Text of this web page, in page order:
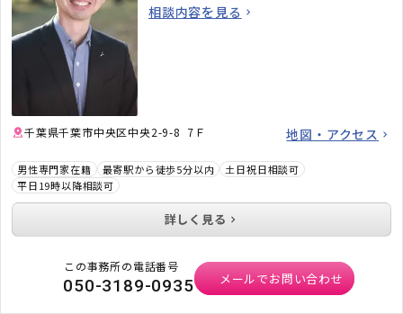
相談内容を見る
千葉県千葉市中央区中央2-9-8 7Ｆ 地図・アクセス
男性専門家在籍 最寄駅から徒歩5分以内
土日祝日相談可
平日19時以降相談可
詳しく見る
この事務所の電話番号
050-3189-0935 メールでお問い合わせ